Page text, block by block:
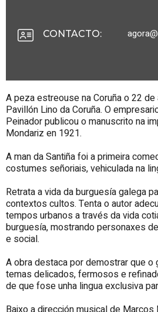
CONTACTO:
A peza estreouse na Coruña o 22
Pavillón Lino da Coruña. O
Peinador publicou o manuscrito na
Mondariz en 1921.
A man da Santiña foi a primeira
costumes señoriais, vehiculada na
Retrata a vida da burguesía galega
contextos cultos. Tenta o autor
tempos urbanos a través da vida
burguesía, mostrando personaxes
e social.
A obra destaca por demostrar que o
temas delicados, fermosos e
de que fose unha lingua exclusiva